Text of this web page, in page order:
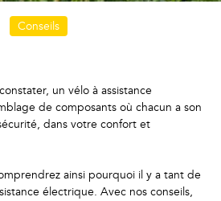
Conseils
un vélo à assistance
de composants où chacun a son
dans votre confort et
ainsi pourquoi il y a tant de
électrique. Avec nos conseils,